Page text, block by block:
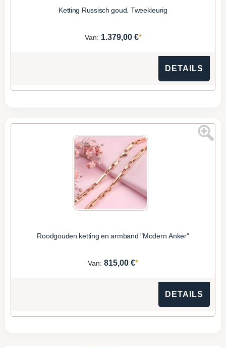
Ketting Russisch goud. Tweekleurig
Van: 1.379,00 €*
DETAILS
Roodgouden ketting en armband "Modern Anker"
Van: 815,00 €*
DETAILS